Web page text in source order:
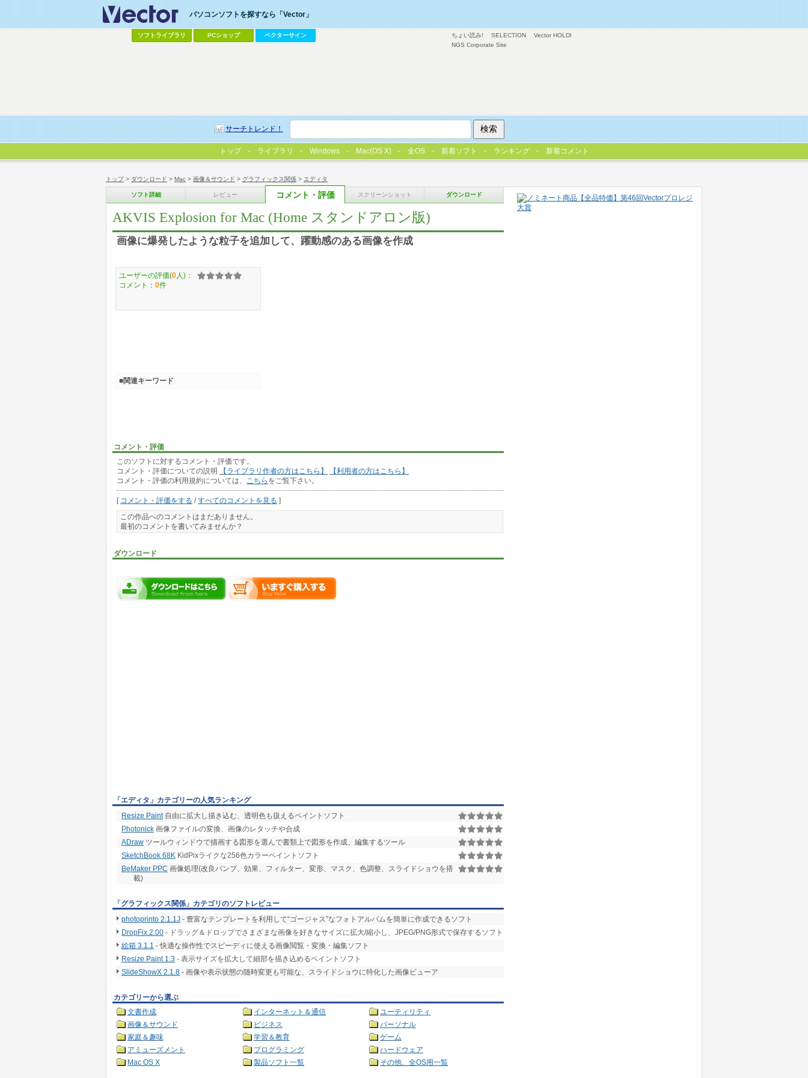
トップ> ダウンロード > Mac > 画像＆サウンド > グラフィックス関係 > エディタ
ソフト詳細 レビュー コメント・評価 スクリーンショット ダウンロード
AKVIS Explosion for Mac (Home スタンドアロン版)
画像に爆発したような粒子を追加して、躍動感のある画像を作成
コメント・評価
このソフトに対するコメント・評価です。
コメント・評価についての説明
【ライブラリ作者の方はこちら】
【利用者の方はこちら】
コメント・評価の利用規約については、
こちら をご覧下さい。
[ コメント・評価をする /すべてのコメントを見る ]
この作品へのコメントはまだありません。
最初のコメントを書いてみませんか？
ダウンロード
ユーザーの評価(0 人)：
コメント： 0件
■関連キーワード
「エディタ」カテゴリーの人気ランキング
Resize Paint自由に拡大し描き込む、透明色も扱えるペイントソフト
Photonick 画像ファイルの変換、画像のレタッチや合成
ADraw ツールウィンドウで描画する図形を選んで書類上で図形を作成、編集するツール
SketchBook 68K KidPixライクな256色カラーペイントソフト
BeMaker PPC 画像処理(改良バンプ、効果、フィルター、変形、マスク、色調整、スライドショウを搭
載)
「グラフィックス関係」カテゴリのソフトレビュー
photoprinto 2.1.1J - 豊富なテンプレートを利用して“ゴージャス”なフォトアルバムを簡単に作成できるソフト
DropFix 2.00 - ドラッグ＆ドロップでさまざまな画像を好きなサイズに拡大/縮小し、JPEG/PNG形式で保存するソフト
絵箱 3.1.1 - 快適な操作性でスピーディに使える画像閲覧・変換・編集ソフト
Resize Paint 1.3 - 表示サイズを拡大して細部を描き込めるペイントソフト
SlideShowX 2.1.8 - 画像や表示状態の随時変更も可能な、スライドショウに特化した画像ビューア
カテゴリーから選ぶ
文書作成
インターネット＆通信
ユーティリティ
画像＆サウンド
ビジネス
パーソナル
家庭＆趣味
学習＆教育
ゲーム
アミューズメント
プログラミング
ハードウェア
Mac OS X
製品ソフト一覧 その他、全OS用一覧
ちょい読み! SELECTION
Vector HOLDI
NGS Corporate Site
パソコンソフトを探すなら「Vector」
ソフトライブラリ PCショップ ベクターサイン
サーチトレンド！
トップ ライブラリ Windows Mac(OS X) 全OS 新着ソフト ランキング 新着コメント